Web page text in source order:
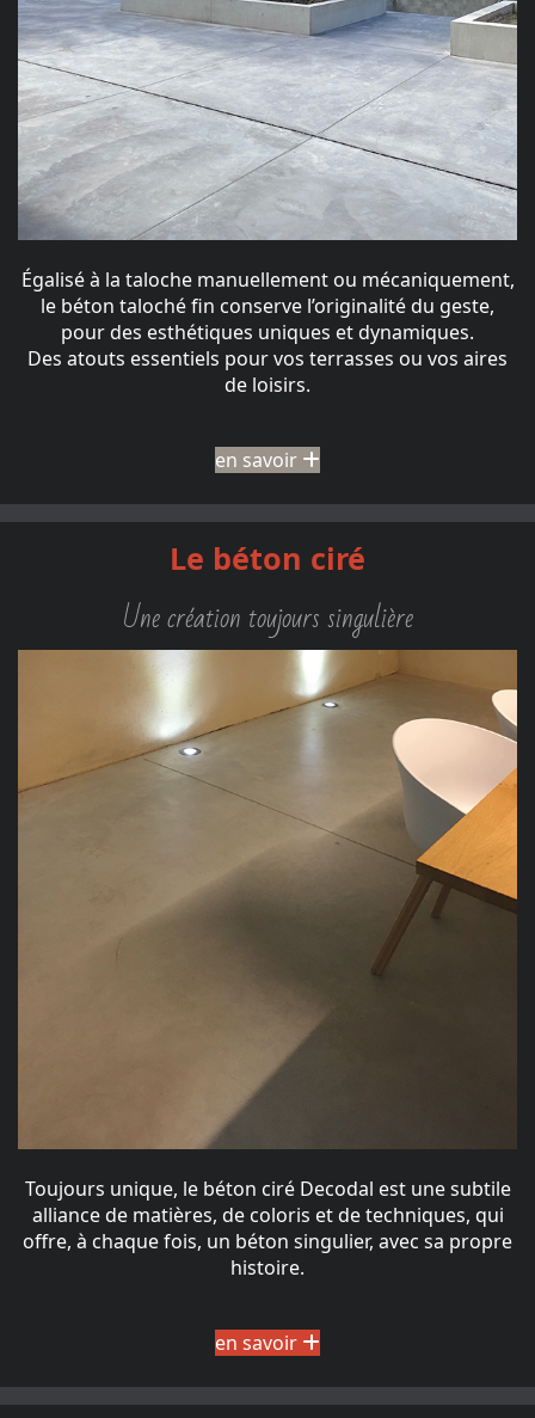
Égalisé à la taloche manuellement ou mécaniquement,
le béton taloché fin conserve l’originalité du geste,
pour des esthétiques uniques et dynamiques.
Des atouts essentiels pour vos terrasses ou vos aires
de loisirs.
en savoir
Le béton ciré
Une création toujours singulière
Toujours unique, le béton ciré Decodal est une subtile
alliance de matières, de coloris et de techniques, qui
offre, à chaque fois, un béton singulier, avec sa propre
histoire.
en savoir